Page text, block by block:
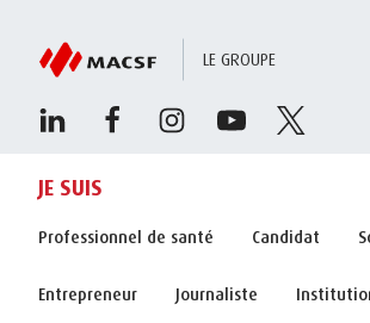
LE GROUPE
JE SUIS
Professionnel de santé Candidat
Entrepreneur Journaliste